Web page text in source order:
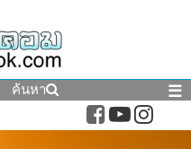
ค้นหา ☰